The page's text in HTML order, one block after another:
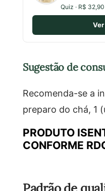
Quiz · R$ 32,90
Sugestão de
Recomenda-se a
preparo do chá, 1
PRODUTO
CONFORME